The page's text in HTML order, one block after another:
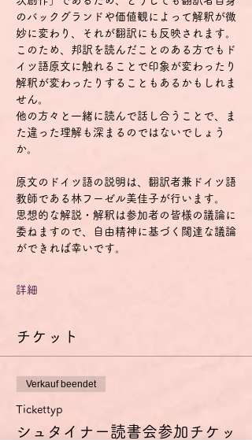
のバックグランドや価値観によって解釈が微
妙に変わり、それが翻訳にも反映されます。
このため、邦訳を読んだことのある方でもド
イツ語原文に触れることで印象が変わったり
解釈が変わったりすることもあるかもしれま
せん。
他の方々と一緒に読んで話し合うことで、ま
た違った理解も深まるのではないでしょう
か。
原文のドイツ語の説明は、翻訳者兼ドイツ語
教師である林フーゼル美佳子が行います。
思想的な解説・解釈は参加者の皆様の議論に
委ねますので、自由精神に基づく闊達な議論
ができれば幸いです。
詳細
チケット
Verkauf beendet
Tickettyp
シュタイナー読書会参加チケッ